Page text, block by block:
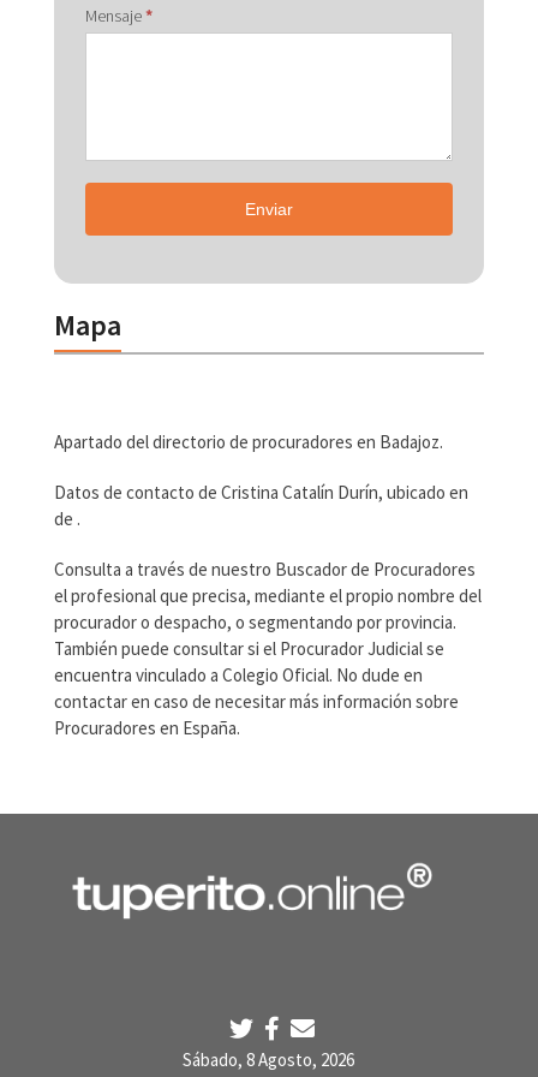
Mensaje*
Enviar
Mapa
Apartado del directorio de procuradores en Badajoz.
Datos de contacto de Cristina Catalín Durín, ubicado en
de .
Consulta a través de nuestro Buscador de Procuradores
el profesional que precisa, mediante el propio nombre del
procurador o despacho, o segmentando por provincia.
También puede consultar si el Procurador Judicial se
encuentra vinculado a Colegio Oficial. No dude en
contactar en caso de necesitar más información sobre
Procuradores en España.
Sábado, 8 Agosto, 2026